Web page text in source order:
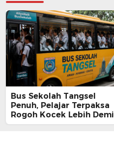
Bus Sekolah Tangsel
Penuh, Pelajar Terpaksa
Rogoh Kocek Lebih Demi
Tiba Tepat Waktu